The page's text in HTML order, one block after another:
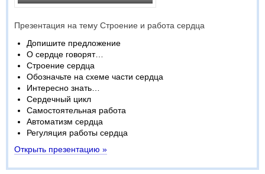
Презентация на тему Строение и работа сердца
Допишите предложение
О сердце говорят…
Строение сердца
Обозначьте на схеме части сердца
Интересно знать…
Сердечный цикл
Самостоятельная работа
Автоматизм сердца
Регуляция работы сердца
Открыть презентацию »